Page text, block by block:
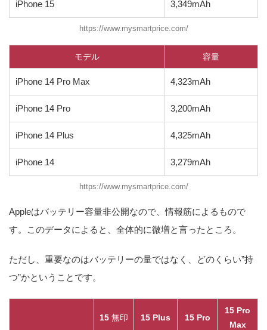
iPhone 15 3,349mAh
https://www.mysmartprice.com/
モデル 容量
iPhone 14 Pro Max 4,323mAh
iPhone 14 Pro 3,200mAh
iPhone 14 Plus 4,325mAh
iPhone 14 3,279mAh
https://www.mysmartprice.com/
Appleはバッテリー容量非公開なので、情報筋によるもので
す。このデータによると、全体的に微増と言ったところ。
ただし、重要なのはバッテリーの量ではなく、どのくらい”持
つ”かということです。
15 無印 15 Plus 15 Pro
15 Pro
Max